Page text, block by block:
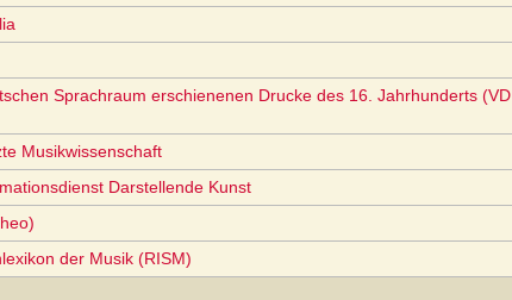
Sprachraum erschienenen Drucke des 16. Jahrhunderts (VD
Musikwissenschaft
Darstellende Kunst
der Musik (RISM)